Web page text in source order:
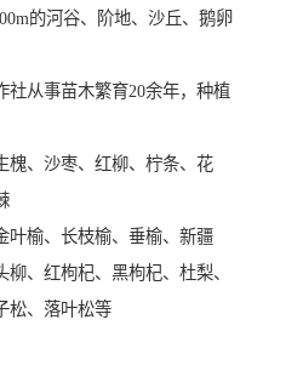
的河谷、阶地、沙丘、鹅卵
社从事苗木繁育20余年，种植
槐、沙枣、红柳、柠条、花
叶榆、长枝榆、垂榆、新疆
、红枸杞、黑枸杞、杜梨、
松、落叶松等